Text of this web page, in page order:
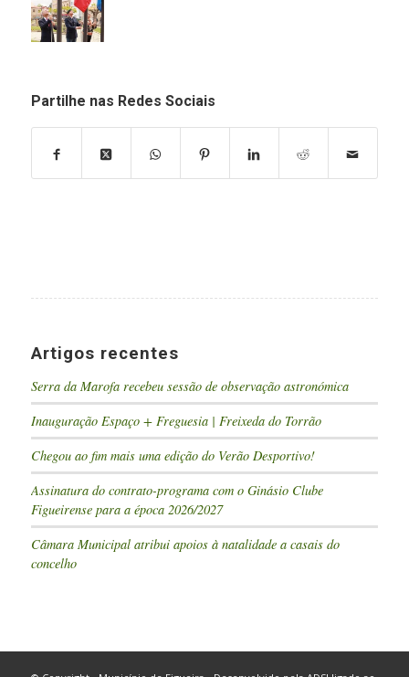
Partilhe nas Redes Sociais
Artigos recentes
Serra da Marofa recebeu sessão de observação astronómica
Inauguração Espaço + Freguesia | Freixeda do Torrão
Chegou ao fim mais uma edição do Verão Desportivo!
Assinatura do contrato-programa com o Ginásio Clube
Figueirense para a época 2026/2027
Câmara Municipal atribui apoios à natalidade a casais do
concelho